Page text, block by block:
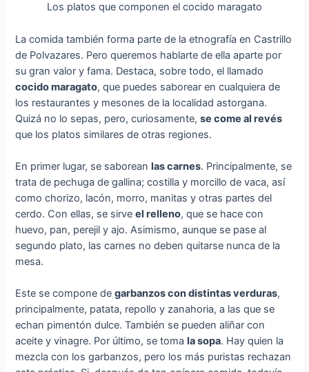
Los platos que componen el cocido maragato
La comida también forma parte de la etnografía en Castrillo
de Polvazares. Pero queremos hablarte de ella aparte por
su gran valor y fama. Destaca, sobre todo, el llamado
cocido maragato, que puedes saborear en cualquiera de
los restaurantes y mesones de la localidad astorgana.
Quizá no lo sepas, pero, curiosamente,se come al revés
que los platos similares de otras regiones.
En primer lugar, se saboreanlas carnes. Principalmente, se
trata de pechuga de gallina; costilla y morcillo de vaca, así
como chorizo, lacón, morro, manitas y otras partes del
cerdo. Con ellas, se sirveel relleno, que se hace con
huevo, pan, perejil y ajo. Asimismo, aunque se pase al
segundo plato, las carnes no deben quitarse nunca de la
mesa.
Este se compone degarbanzos con distintas verduras,
principalmente, patata, repollo y zanahoria, a las que se
echan pimentón dulce. También se pueden aliñar con
aceite y vinagre. Por último, se toma la sopa. Hay quien la
mezcla con los garbanzos, pero los más puristas rechazan